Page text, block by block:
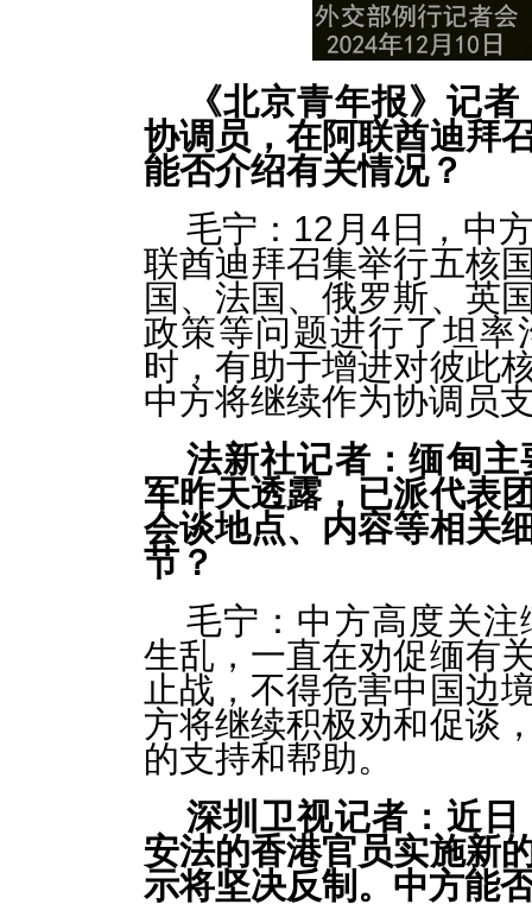
《北京青年报》记
协调员，在阿联酋迪拜
能否介绍有关情况？
毛宁：12月4日，中
联酋迪拜召集举行五核
国、法国、俄罗斯、英
政策等问题进行了坦
时，有助于增进对彼此
中方将继续作为协调员
法新社记者：缅甸
军昨天透露，已派代表
会谈地点、内容等相关
节？
毛宁：中方高度关
生乱，一直在劝促缅有
止战，不得危害中国边
方将继续积极劝和促谈
的支持和帮助。
深圳卫视记者：近
安法的香港官员实施新
示将坚决反制。中方能